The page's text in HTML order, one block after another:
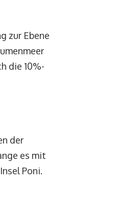
zur Ebene
die 10%-
der
es mit
Poni.